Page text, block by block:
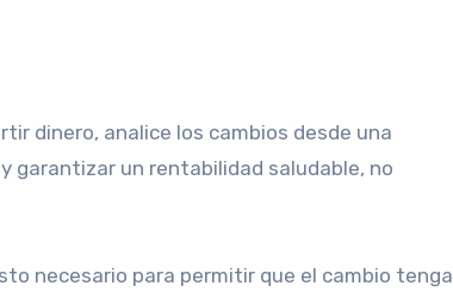
dinero, analice los cambios desde una
garantizar un rentabilidad saludable, no
necesario para permitir que el cambio tenga